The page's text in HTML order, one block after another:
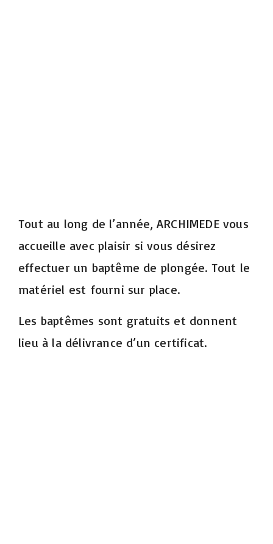
Tout au long de l’année, ARCHIMEDE vous
accueille avec plaisir si vous désirez
effectuer un baptême de plongée. Tout le
matériel est fourni sur place.
Les baptêmes sont gratuits et donnent
lieu à la délivrance d’un certificat.